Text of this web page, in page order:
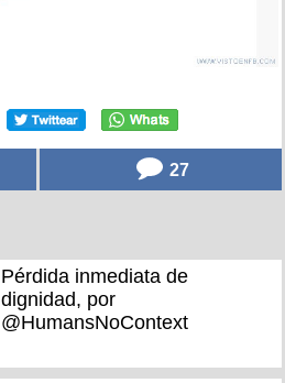
27
Pérdida inmediata de
dignidad, por
@HumansNoContext